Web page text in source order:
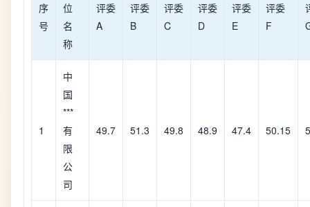
序
号
位
名
称
评委
A
评委
B
评委
C
评委
D
评委
E
评委
F
1
中
国
***
有
限
公
司
49.7 51.3 49.8 48.9 47.4 50.15